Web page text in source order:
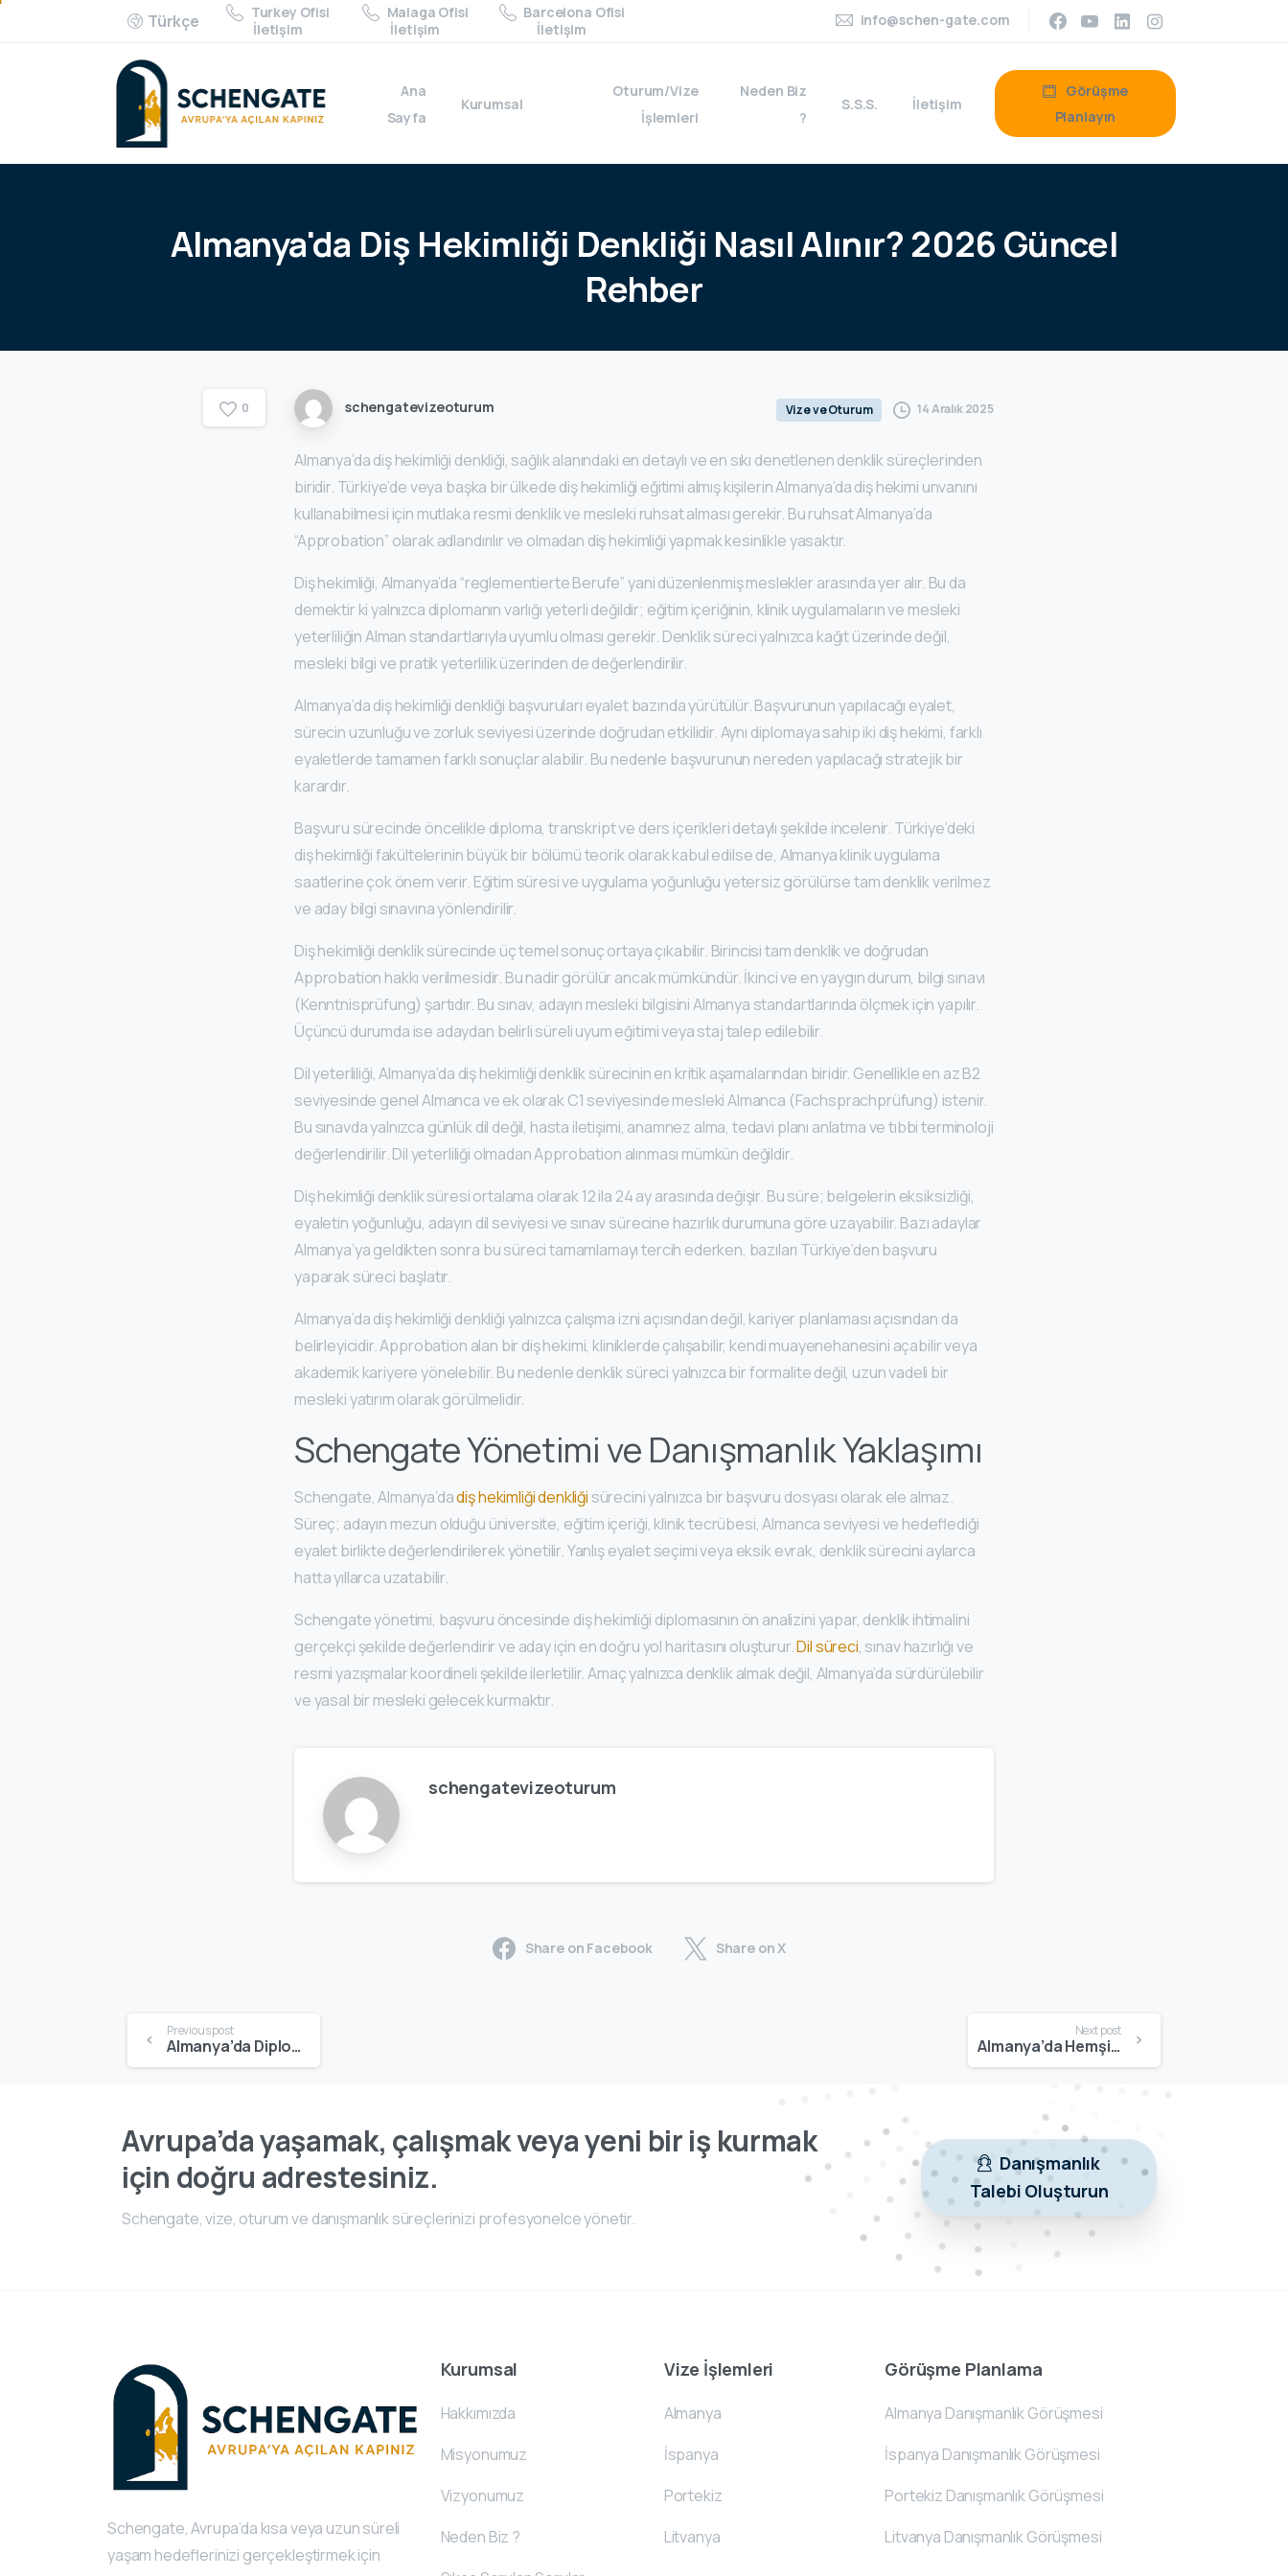
Türkçe
Turkey Ofisi
İletişim
Malaga Ofisi
İletişim
Barcelona Ofisi
İletişim
info@schen-gate.com
Ana
Sayfa
Kurumsal
Oturum/Vize
İşlemleri
Neden Biz
?
S.S.S. İletişim
Görüşme
Planlayın
Almanya'da Diş Hekimliği Denkliği NasılAlınır? 2026 Güncel
Rehber
0 schengatevizeoturum Vize ve Oturum 14 Aralık 2025
Almanya’da diş hekimliği denkliği, sağlık alanındaki en detaylı ve en sıkı denetlenen denklik süreçlerinden
biridir. Türkiye’de veya başka bir ülkede diş hekimliği eğitimi almış kişilerin Almanya’da diş hekimi unvanını
kullanabilmesi için mutlaka resmi denklik ve mesleki ruhsat alması gerekir. Bu ruhsat Almanya’da
“Approbation” olarak adlandırılır ve olmadan diş hekimliği yapmak kesinlikle yasaktır.
Diş hekimliği, Almanya’da “reglementierte Berufe” yani düzenlenmiş meslekler arasında yer alır. Bu da
demektir ki yalnızca diplomanın varlığı yeterli değildir; eğitim içeriğinin, klinik uygulamaların ve mesleki
yeterliliğin Alman standartlarıyla uyumlu olması gerekir. Denklik süreci yalnızca kağıt üzerinde değil,
mesleki bilgi ve pratik yeterlilik üzerinden de değerlendirilir.
Almanya’da diş hekimliği denkliği başvuruları eyalet bazında yürütülür. Başvurunun yapılacağı eyalet,
sürecin uzunluğu ve zorluk seviyesi üzerinde doğrudan etkilidir. Aynı diplomaya sahip iki diş hekimi, farklı
eyaletlerde tamamen farklı sonuçlar alabilir. Bu nedenle başvurunun nereden yapılacağı stratejik bir
karardır.
Başvuru sürecinde öncelikle diploma, transkript ve ders içerikleri detaylı şekilde incelenir. Türkiye’deki
diş hekimliği fakültelerinin büyük bir bölümü teorik olarak kabul edilse de, Almanya klinik uygulama
saatlerine çok önem verir. Eğitim süresi ve uygulama yoğunluğu yetersiz görülürse tam denklik verilmez
ve aday bilgi sınavına yönlendirilir.
Diş hekimliği denklik sürecinde üç temel sonuç ortaya çıkabilir. Birincisi tam denklik ve doğrudan
Approbation hakkı verilmesidir. Bu nadir görülür ancak mümkündür. İkinci ve en yaygın durum, bilgi sınavı
(Kenntnisprüfung) şartıdır. Bu sınav, adayın mesleki bilgisini Almanya standartlarında ölçmek için yapılır.
Üçüncü durumda ise adaydan belirli süreli uyum eğitimi veya staj talep edilebilir.
Dil yeterliliği, Almanya’da diş hekimliği denklik sürecinin en kritik aşamalarından biridir. Genellikle en az B2
seviyesinde genel Almanca ve ek olarak C1 seviyesinde mesleki Almanca (Fachsprachprüfung) istenir.
Bu sınavda yalnızca günlük dil değil, hasta iletişimi, anamnez alma, tedavi planı anlatma ve tıbbi terminoloji
değerlendirilir. Dil yeterliliği olmadan Approbation alınması mümkün değildir.
Diş hekimliği denklik süresi ortalama olarak 12 ila 24 ay arasında değişir. Bu süre; belgelerin eksiksizliği,
eyaletin yoğunluğu, adayın dil seviyesi ve sınav sürecine hazırlık durumuna göre uzayabilir. Bazı adaylar
Almanya’ya geldikten sonra bu süreci tamamlamayı tercih ederken, bazıları Türkiye’den başvuru
yaparak süreci başlatır.
Almanya’da diş hekimliği denkliği yalnızca çalışma izni açısından değil, kariyer planlaması açısından da
belirleyicidir. Approbation alan bir diş hekimi, kliniklerde çalışabilir, kendi muayenehanesini açabilir veya
akademik kariyere yönelebilir. Bu nedenle denklik süreci yalnızca bir formalite değil, uzun vadeli bir
mesleki yatırım olarak görülmelidir.
Schengate Yönetimi ve Danışmanlık Yaklaşımı
Schengate, Almanya’dadiş hekimliği denkliği sürecini yalnızca bir başvuru dosyası olarak ele almaz.
Süreç; adayın mezun olduğu üniversite, eğitim içeriği, klinik tecrübesi, Almanca seviyesi ve hedeflediği
eyalet birlikte değerlendirilerek yönetilir. Yanlış eyalet seçimi veya eksik evrak, denklik sürecini aylarca
hatta yıllarca uzatabilir.
Schengate yönetimi, başvuru öncesinde diş hekimliği diplomasının ön analizini yapar, denklik ihtimalini
gerçekçi şekilde değerlendirir ve aday için en doğru yol haritasını oluşturur.Dil süreci, sınav hazırlığı ve
resmi yazışmalar koordineli şekilde ilerletilir. Amaç yalnızca denklik almak değil, Almanya’da sürdürülebilir
ve yasal bir mesleki gelecek kurmaktır.
schengatevizeoturum
Share on Facebook Share on X
Previous post
Almanya’da Diploma Denkliği Nasıl Alınır? 2026 Güncel Rehber
Next post
Almanya’da Hemşirelik Denkliği Nasıl Alınır? 2026 Güncel ve Detaylı Rehber
Avrupa’da yaşamak, çalışmak veya yeni bir iş kurmak
için doğru adrestesiniz.
Schengate, vize, oturum ve danışmanlık süreçlerinizi profesyonelce yönetir.
Danışmanlık
Talebi Oluşturun
Schengate, Avrupa’da kısa veya uzun süreli
yaşam hedeflerinizi gerçekleştirmek için
Kurumsal
Hakkımızda
Misyonumuz
Vizyonumuz
Neden Biz ?
Vize İşlemleri
Almanya
İspanya
Portekiz
Litvanya
Görüşme Planlama
Almanya Danışmanlık Görüşmesi
İspanya Danışmanlık Görüşmesi
Portekiz Danışmanlık Görüşmesi
Litvanya Danışmanlık Görüşmesi